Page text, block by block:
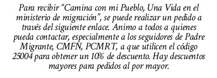
Para recibir “Camina con mi Pueblo, Una Vida en el
ministerio de migración”, se puede realizar un pedido a
través del siguiente enlace. Animo a todos a quienes
pueda contactar, especialmente a los seguidores de Padre
Migrante, CMFN, PCMRT, a que utilicen el código
25004 para obtener un 10% de descuento. Hay descuentos
mayores para pedidos al por mayor.